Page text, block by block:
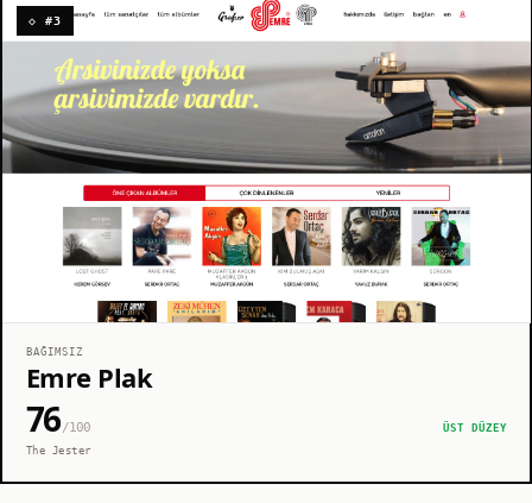
◇ #3
BAĞIMSIZ
Emre Plak
76/100
ÜST DÜZEY
The Jester